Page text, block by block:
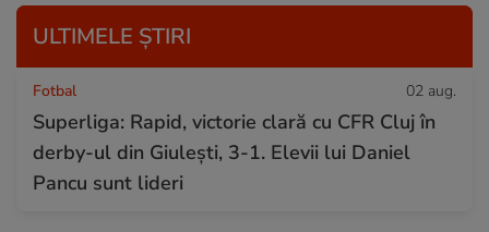
ULTIMELE ȘTIRI
Fotbal 02 aug.
Superliga: Rapid, victorie clară cu CFR Cluj în
derby-ul din Giulești, 3-1. Elevii lui Daniel
Pancu sunt lideri